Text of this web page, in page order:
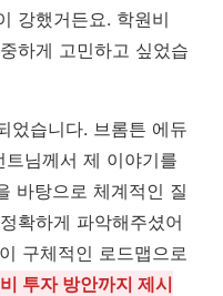
강했거든요. 학원비
하게 고민하고 싶었습
었습니다. 브롬튼 에듀
님께서 제 이야기를
바탕으로 체계적인 질
확하게 파악해주셨어
구체적인 로드맵으로
투자 방안까지 제시